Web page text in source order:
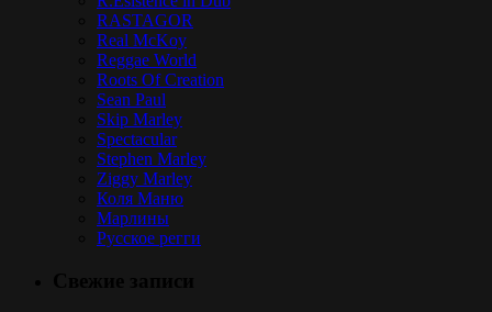
RASTAGOR
Real McKoy
Reggae World
Roots Of Creation
Sean Paul
Skip Marley
Spectacular
Stephen Marley
Ziggy Marley
Коля Маню
Марлины
Русское регги